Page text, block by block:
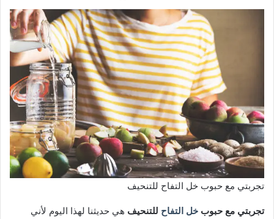
تجربتي مع حبوب خل التفاح للتنحيف
تجربتي مع حبوب خل التفاح للتنحيف هي حديثنا لهذا اليوم لأني